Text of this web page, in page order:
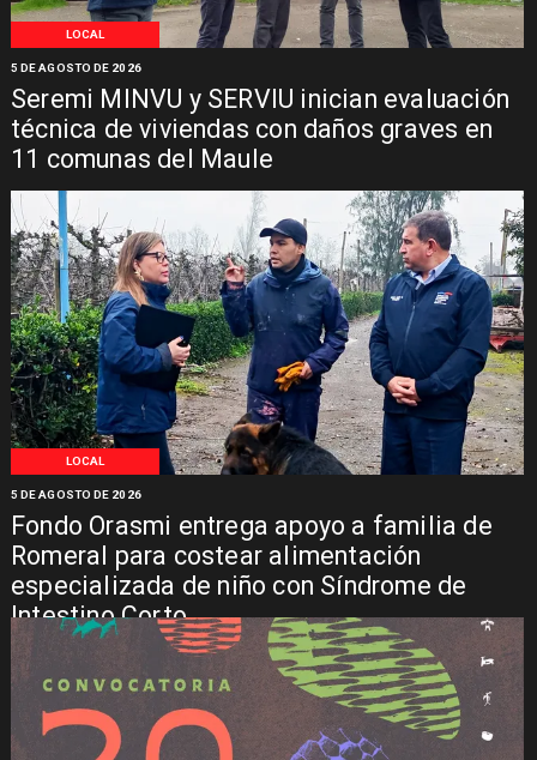
LOCAL
Seremi MINVU y SERVIU inician evaluación
técnica de viviendas con daños graves en
11 comunas del Maule
5 DE AGOSTO DE 2026
LOCAL
Fondo Orasmi entrega apoyo a familia de
Romeral para costear alimentación
especializada de niño con Síndrome de
Intestino Corto
5 DE AGOSTO DE 2026